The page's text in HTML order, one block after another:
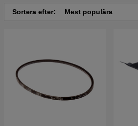
Tryck här för sprängskiss och
Sortera efter: Mest populära